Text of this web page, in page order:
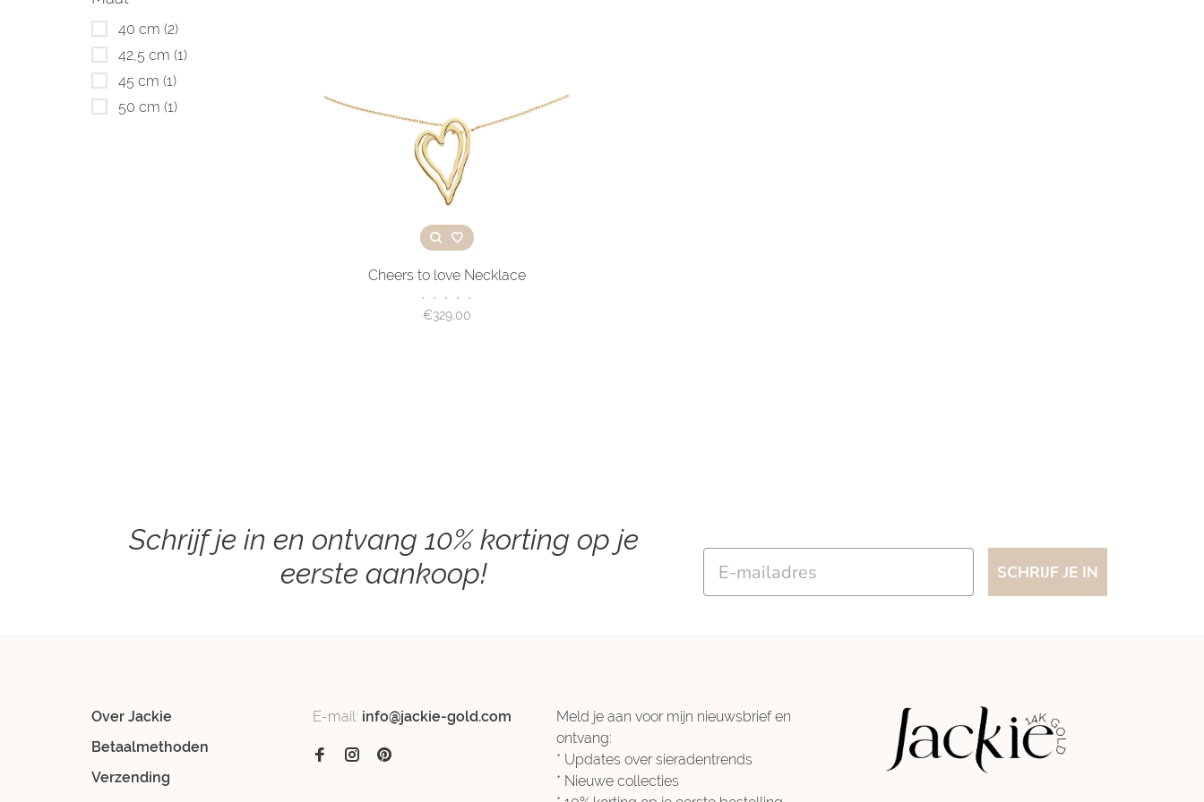
40 cm (2)
42,5 cm (1)
45 cm (1)
50 cm (1)
Cheers to love Necklace
• • • • •
€329,00
Schrijf je in en ontvang 10% korting op je
eerste aankoop!
SCHRIJF JE IN
Over Jackie
Betaalmethoden
Verzending
E-mail: info@jackie-gold.com
Meld je aan voor mijn nieuwsbrief en
ontvang:
* Updates over sieradentrends
* Nieuwe collecties